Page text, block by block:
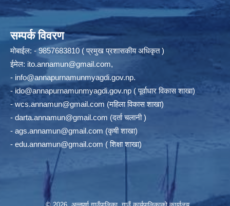
सम्पर्क विवरण
मोबाईल: - 9857683810 ( प्रमुख प्रशासकीय अधिकृत )
ईमेल: ito.annamun@gmail.com,
- info@annapurnamunmyagdi.gov.np.
- ido@annapurnamunmyagdi.gov.np ( पूर्वाधार विकास शाखा)
- wcs.annamun@gmail.com (महिला विकास शाखा)
- darta.annamun@gmail.com (दर्ता चलानी )
- ags.annamun@gmail.com (कृषी शाखा)
- edu.annamun@gmail.com ( शिक्षा शाखा)